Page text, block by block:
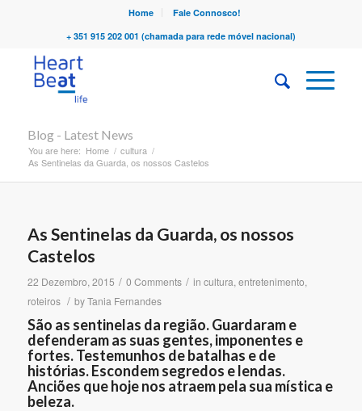
Home
Fale Connosco!
+ 351 915 202 001 (chamada para rede móvel nacional)
Blog - Latest News
You are here: Home / cultura /
As Sentinelas da Guarda, os nossos Castelos
As Sentinelas da Guarda, os nossos
Castelos
22 Dezembro, 2015 / 0 Comments / in cultura, entretenimento,
roteiros / byTania Fernandes
São as sentinelas da região. Guardaram e
defenderam as suas gentes, imponentes e
fortes. Testemunhos de batalhas e de
histórias. Escondem segredos e lendas.
Anciões que hoje nos atraem pela sua mística e
beleza.